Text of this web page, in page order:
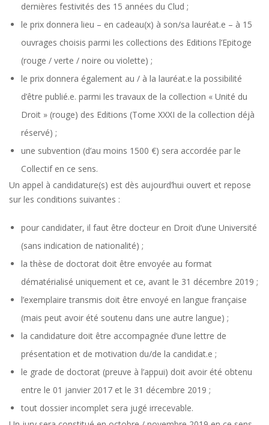
dernières festivités des 15 années du Clud ;
le prix donnera lieu – en cadeau(x) à son/sa lauréat.e – à 15
ouvrages choisis parmi les collections des Editions l’Epitoge
(rouge / verte / noire ou violette) ;
le prix donnera également au / à la lauréat.e la possibilité
d’être publié.e. parmi les travaux de la collection « Unité du
Droit » (rouge) des Editions (Tome XXXI de la collection déjà
réservé) ;
une subvention (d’au moins 1500 €) sera accordée par le
Collectif en ce sens.
Un appel à candidature(s) est dès aujourd’hui ouvert et repose
sur les conditions suivantes :
pour candidater, il faut être docteur en Droit d’une Université
(sans indication de nationalité) ;
la thèse de doctorat doit être envoyée au format
dématérialisé uniquement et ce, avant le 31 décembre 2019 ;
l’exemplaire transmis doit être envoyé en langue française
(mais peut avoir été soutenu dans une autre langue) ;
la candidature doit être accompagnée d’une lettre de
présentation et de motivation du/de la candidat.e ;
le grade de doctorat (preuve à l’appui) doit avoir été obtenu
entre le 01 janvier 2017 et le 31 décembre 2019 ;
tout dossier incomplet sera jugé irrecevable.